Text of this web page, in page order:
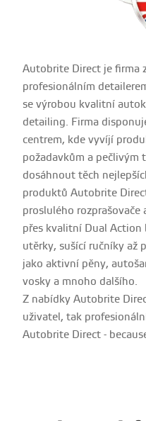
Autobrite Direct je firma
profesionálním
se výrobou kvalitní
detailing. Firma
centrem, kde vyvíjí
požadavkům a pečlivým
dosáhnout těch
produktů Autobrite
proslulého rozprašovače
přes kvalitní Dual
utěrky, sušící ručníky až
jako aktivní pěny,
vosky a mnoho dalšího.
Z nabídky Autobrite
uživatel, tak
Autobrite Direct -